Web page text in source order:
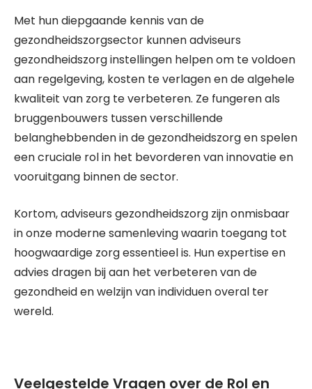
Met hun diepgaande kennis van de
gezondheidszorgsector kunnen adviseurs
gezondheidszorg instellingen helpen om te voldoen
aan regelgeving, kosten te verlagen en de algehele
kwaliteit van zorg te verbeteren. Ze fungeren als
bruggenbouwers tussen verschillende
belanghebbenden in de gezondheidszorg en spelen
een cruciale rol in het bevorderen van innovatie en
vooruitgang binnen de sector.
Kortom, adviseurs gezondheidszorg zijn onmisbaar
in onze moderne samenleving waarin toegang tot
hoogwaardige zorg essentieel is. Hun expertise en
advies dragen bij aan het verbeteren van de
gezondheid en welzijn van individuen overal ter
wereld.
Veelgestelde Vragen over de Rol en